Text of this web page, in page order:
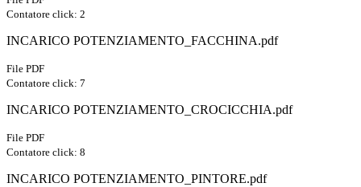
Contatore click: 2
INCARICO POTENZIAMENTO_FACCHINA.pdf
File PDF
Contatore click: 7
INCARICO POTENZIAMENTO_CROCICCHIA.pdf
File PDF
Contatore click: 8
INCARICO POTENZIAMENTO_PINTORE.pdf